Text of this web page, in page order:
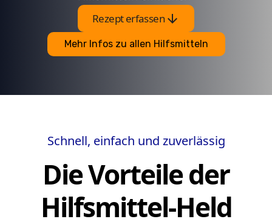
Rezept erfassenarrow_downward
Mehr Infos zu allen Hilfsmitteln
Schnell, einfach und zuverlässig
Die Vorteile der
Hilfsmittel-Held